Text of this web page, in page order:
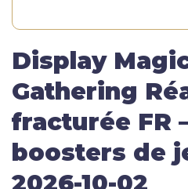
Display
Gathering
fracturée FR
boosters de
2026-10-02